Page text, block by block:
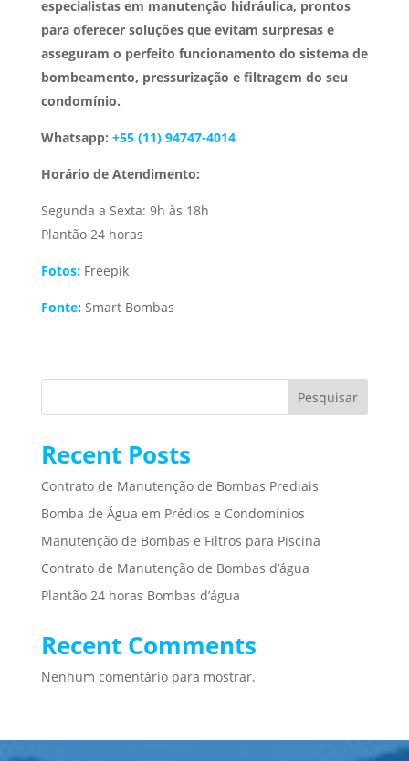
especialistas em manutenção hidráulica, prontos
para oferecer soluções que evitam surpresas e
asseguram o perfeito funcionamento do sistema de
bombeamento, pressurização e filtragem do seu
condomínio.
Whatsapp: +55 (11) 94747-4014
Horário de Atendimento:
Segunda a Sexta: 9h às 18h
Plantão 24 horas
Fotos:Freepik
Fonte: Smart Bombas
Pesquisar
Recent Posts
Contrato de Manutenção de Bombas Prediais
Bomba de Água em Prédios e Condomínios
Manutenção de Bombas e Filtros para Piscina
Contrato de Manutenção de Bombas d’água
Plantão 24 horas Bombas d’água
Recent Comments
Nenhum comentário para mostrar.